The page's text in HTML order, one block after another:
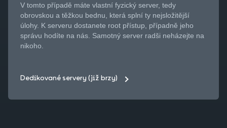
V tomto případě máte vlastní fyzický server, tedy
obrovskou a těžkou bednu, která splní ty nejsložitější
úlohy. K serveru dostanete root přístup, případně jeho
správu hodíte na nás. Samotný server radši neházejte na
nikoho.
Dedikované servery (již brzy)